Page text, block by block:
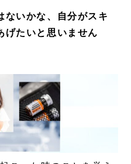
ないかな、自分がスキ
げたいと思いません